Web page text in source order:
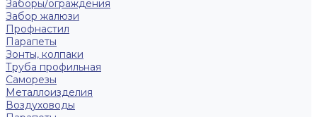
Заборы/ограждения
Забор жалюзи
Профнастил
Парапеты
Зонты, колпаки
Труба профильная
Саморезы
Металлоизделия
Воздуховоды